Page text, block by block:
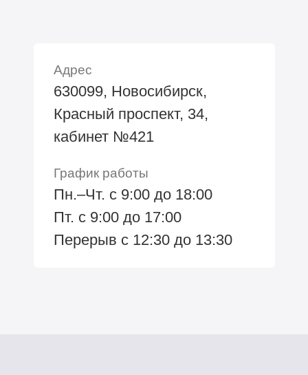
Адрес
630099, Новосибирск,
Красный проспект, 34,
кабинет №421
График работы
Пн.–Чт. с 9:00 до 18:00
Пт. с 9:00 до 17:00
Перерыв с 12:30 до 13:30